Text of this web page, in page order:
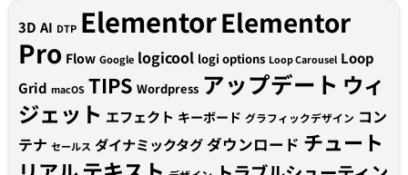
3D AI DTP ElementorElementor
Pro Flow Google logicool logi options Loop Carousel Loop
Grid macOS TIPS Wordpress アップデート ウィ
ジェット エフェクト キーボード グラフィックデザイン コン
テナ セールス ダイナミックタグダウンロード チュート